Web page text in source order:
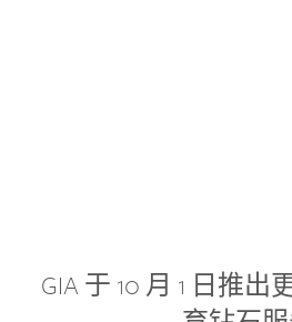
GIA 于 10 月 1 日推